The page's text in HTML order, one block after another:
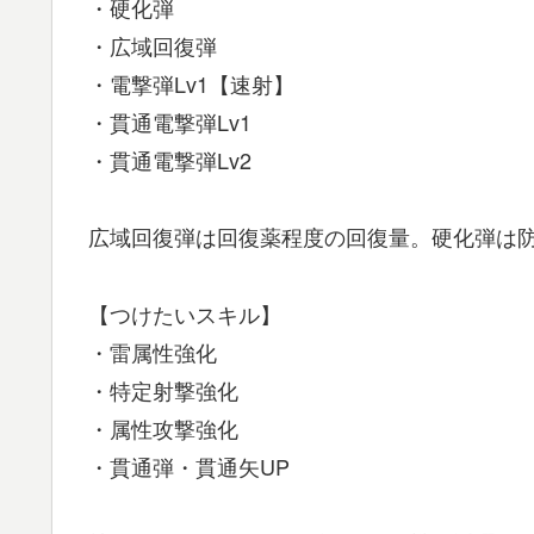
・硬化弾
・広域回復弾
・電撃弾Lv1【速射】
・貫通電撃弾Lv1
・貫通電撃弾Lv2
広域回復弾は回復薬程度の回復量。硬化弾は
【つけたいスキル】
・雷属性強化
・特定射撃強化
・属性攻撃強化
・貫通弾・貫通矢UP